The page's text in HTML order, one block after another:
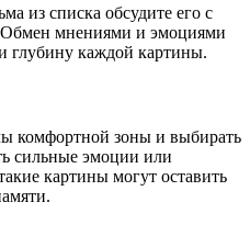
из списка обсудите его с
Обмен мнениями и эмоциями
глубину каждой картины.
комфортной зоны и выбирать
сильные эмоции или
картины могут оставить